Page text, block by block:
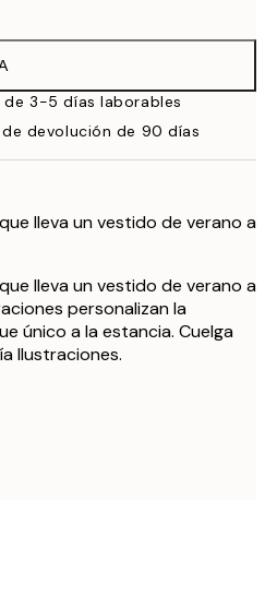
32,45 €
de 3-5 días laborables
devolución de 90 días
lleva un vestido de verano a
lleva un vestido de verano a
personalizan la
único a la estancia. Cuelga
Ilustraciones.